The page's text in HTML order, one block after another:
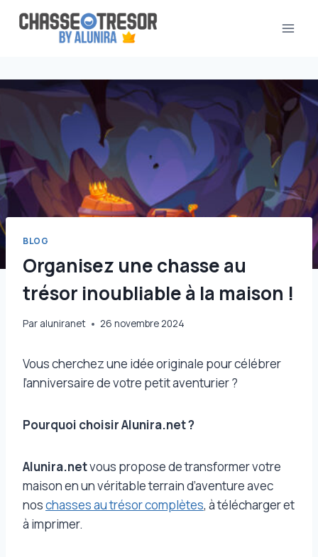
Aller
BLOG
Organisez une chasse au
trésor inoubliable à la maison !
Par aluniranet 26 novembre 2024
Vous cherchez une idée originale pour célébrer
l’anniversaire de votre petit aventurier ?
Pourquoi choisirAlunira.net?
Alunira.netvous propose de transformer votre
maison en un véritable terrain d’aventure avec
noschasses au trésor complètes, à télécharger et
à imprimer.